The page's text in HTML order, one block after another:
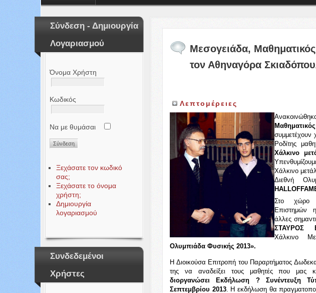
Σύνδεση - Δημιουργία
Λογαριασμού
Όνομα Χρήστη
Κωδικός
Να με θυμάσαι
Ξεχάσατε τον κωδικό
σας;
Ξεχάσατε το όνομα
χρήστη;
Δημιουργία
λογαριασμού
Συνδεδεμένοι
Χρήστες
Μεσογειάδα,
τον Αθηναγόρα
Λεπτομέρειες
Ροδίτης μαθη
Χάλκινο
Χάλκινο
Διεθνή
HALLOF
Στο χώρο
Επιστημών
άλλες
ΣΤΑΥΡΟΣ
Χάλκινο
Ολυμπιάδα Φυσικής 2013».
Η Διοικούσα Επιτροπή του Παραρτήματος
της να αναδείξει τους μαθητές που μας
διοργανώσει Εκδήλωση ? Συνέντευξη
Σεπτεμβρίου 2013. Η εκδήλωση θα